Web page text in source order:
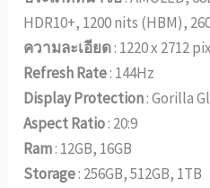
HDR10+, 1200 nits (HBM),
ความละเอียด: 1220 x 2712
Refresh Rate: 144Hz
Display Protection: Gorilla
Aspect Ratio: 20:9
Ram: 12GB, 16GB
Storage: 256GB, 512GB, 1TB